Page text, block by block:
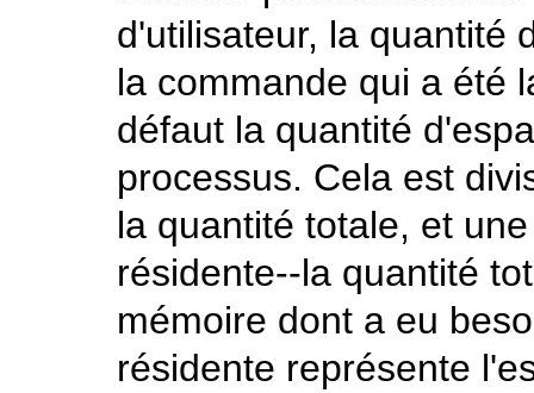
d'utilisateur, la quantité
la commande qui a été
défaut la quantité
processus. Cela est
la quantité totale, et
résidente--la quantité
mémoire dont a eu
résidente représente